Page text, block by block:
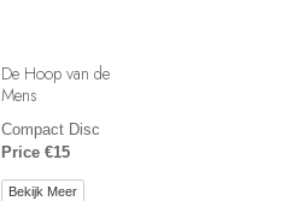
De Hoop van de
Mens
Compact Disc
Price €15
Bekijk Meer